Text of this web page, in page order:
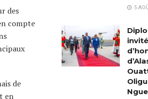
des
compte
de
en
5
invité